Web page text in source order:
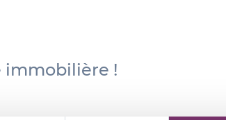
immobilière !